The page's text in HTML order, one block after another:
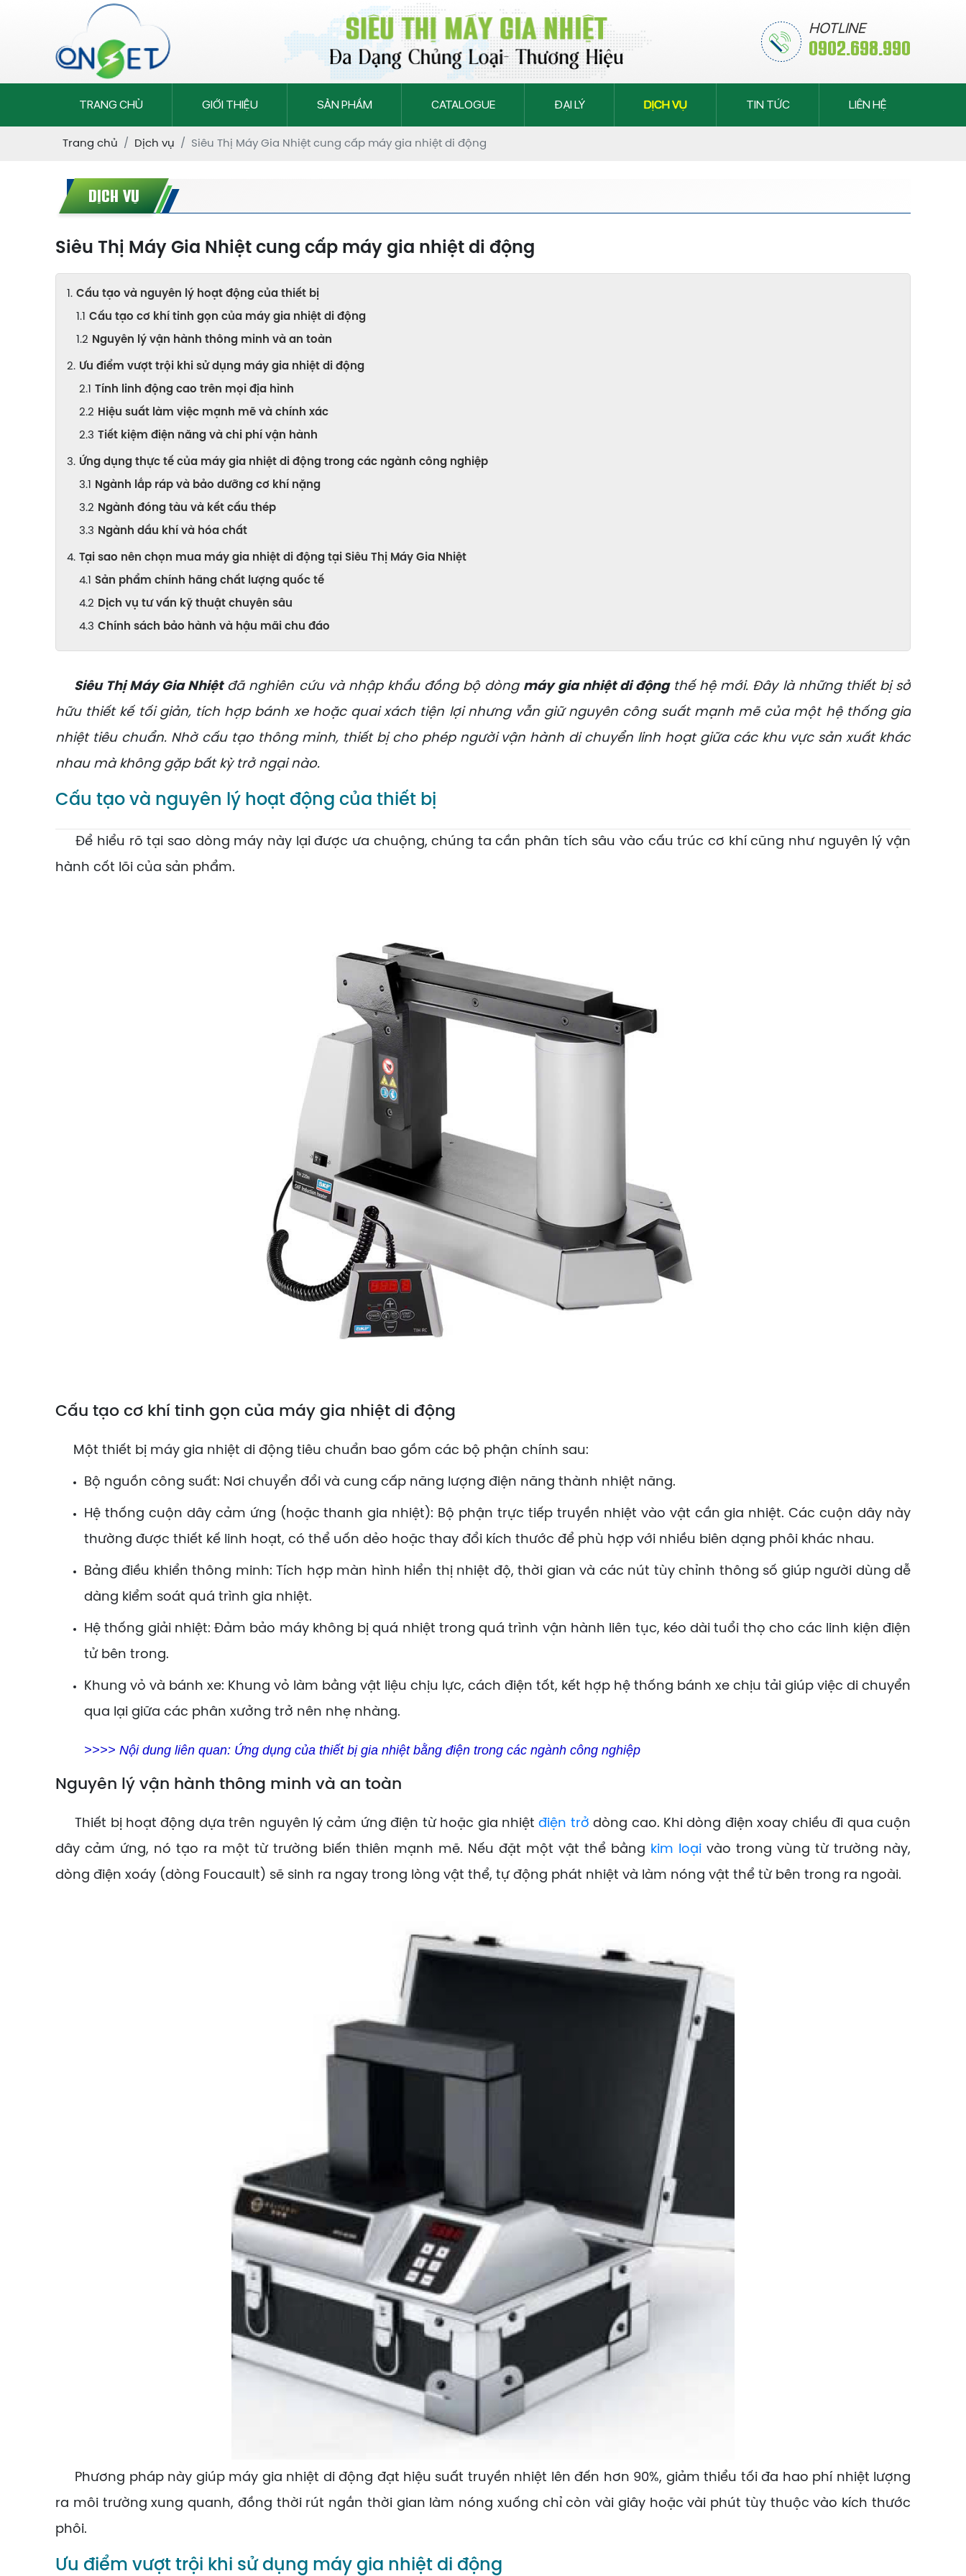
HOTLINE
0902.698.990
TRANG CHỦ GIỚI THIỆU SẢN PHẨM CATALOGUE ĐẠI LÝ DỊCH VỤ TIN TỨC LIÊN HỆ
Trang chủ Dịch vụ Siêu Thị Máy Gia Nhiệt cung cấp máy gia nhiệt di động
DỊCH VỤ
Siêu Thị Máy Gia Nhiệt cung cấp máy gia nhiệt di động
Cấu tạo và nguyên lý hoạt động của thiết bị
Cấu tạo cơ khí tinh gọn của máy gia nhiệt di động
Nguyên lý vận hành thông minh và an toàn
Ưu điểm vượt trội khi sử dụng máy gia nhiệt di động
Tính linh động cao trên mọi địa hình
Hiệu suất làm việc mạnh mẽ và chính xác
Tiết kiệm điện năng và chi phí vận hành
Ứng dụng thực tế của máy gia nhiệt di động trong các ngành công nghiệp
Ngành lắp ráp và bảo dưỡng cơ khí nặng
Ngành đóng tàu và kết cấu thép
Ngành dầu khí và hóa chất
Tại sao nên chọn mua máy gia nhiệt di động tại Siêu Thị Máy Gia Nhiệt
Sản phẩm chính hãng chất lượng quốc tế
Dịch vụ tư vấn kỹ thuật chuyên sâu
Chính sách bảo hành và hậu mãi chu đáo
Siêu Thị Máy Gia Nhiệtđã nghiên cứu và nhập khẩu đồng bộ dòng máy gia nhiệt di độngthế hệ mới. Đây là những thiết bị sở
hữu thiết kế tối giản, tích hợp bánh xe hoặc quai xách tiện lợi nhưng vẫn giữ nguyên công suất mạnh mẽ của một hệ thống gia
nhiệt tiêu chuẩn. Nhờ cấu tạo thông minh, thiết bị cho phép người vận hành di chuyển linh hoạt giữa các khu vực sản xuất khác
nhau mà không gặp bất kỳ trở ngại nào.
Cấu tạo và nguyên lý hoạt động của thiết bị
Để hiểu rõ tại sao dòng máy này lại được ưa chuộng, chúng ta cần phân tích sâu vào cấu trúc cơ khí cũng như nguyên lý vận
hành cốt lõi của sản phẩm.
Cấu tạo cơ khí tinh gọn của máy gia nhiệt di động
Một thiết bị máy gia nhiệt di động tiêu chuẩn bao gồm các bộ phận chính sau:
Bộ nguồn công suất: Nơi chuyển đổi và cung cấp năng lượng điện năng thành nhiệt năng.
Hệ thống cuộn dây cảm ứng (hoặc thanh gia nhiệt): Bộ phận trực tiếp truyền nhiệt vào vật cần gia nhiệt. Các cuộn dây này
thường được thiết kế linh hoạt, có thể uốn dẻo hoặc thay đổi kích thước để phù hợp với nhiều biên dạng phôi khác nhau.
Bảng điều khiển thông minh: Tích hợp màn hình hiển thị nhiệt độ, thời gian và các nút tùy chỉnh thông số giúp người dùng dễ
dàng kiểm soát quá trình gia nhiệt.
Hệ thống giải nhiệt: Đảm bảo máy không bị quá nhiệt trong quá trình vận hành liên tục, kéo dài tuổi thọ cho các linh kiện điện
tử bên trong.
Khung vỏ và bánh xe: Khung vỏ làm bằng vật liệu chịu lực, cách điện tốt, kết hợp hệ thống bánh xe chịu tải giúp việc di chuyển
qua lại giữa các phân xưởng trở nên nhẹ nhàng.
>>>> Nội dung liên quan: Ứng dụng của thiết bị gia nhiệt bằng điện trong các ngành công nghiệp
Nguyên lý vận hành thông minh và an toàn
Thiết bị hoạt động dựa trên nguyên lý cảm ứng điện từ hoặc gia nhiệtđiện trở dòng cao. Khi dòng điện xoay chiều đi qua cuộn
dây cảm ứng, nó tạo ra một từ trường biến thiên mạnh mẽ. Nếu đặt một vật thể bằng kim loại vào trong vùng từ trường này,
dòng điện xoáy (dòng Foucault) sẽ sinh ra ngay trong lòng vật thể, tự động phát nhiệt và làm nóng vật thể từ bên trong ra ngoài.
Phương pháp này giúp máy gia nhiệt di động đạt hiệu suất truyền nhiệt lên đến hơn 90%, giảm thiểu tối đa hao phí nhiệt lượng
ra môi trường xung quanh, đồng thời rút ngắn thời gian làm nóng xuống chỉ còn vài giây hoặc vài phút tùy thuộc vào kích thước
phôi.
Ưu điểm vượt trội khi sử dụng máy gia nhiệt di động